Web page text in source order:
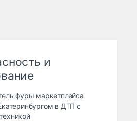
и
фуры маркетплейса
в ДТП с